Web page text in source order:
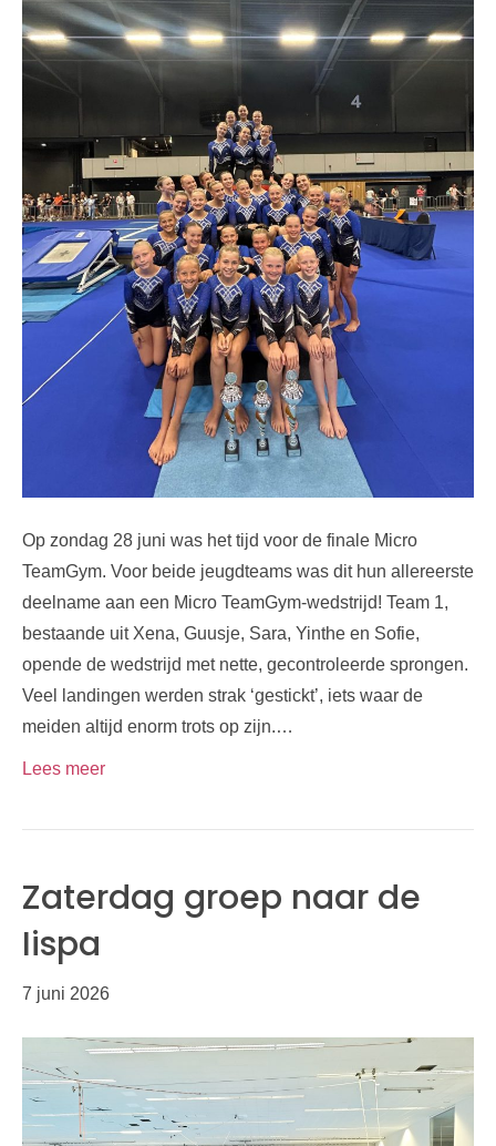
Op zondag 28 juni was het tijd voor de finale Micro
TeamGym. Voor beide jeugdteams was dit hun allereerste
deelname aan een Micro TeamGym-wedstrijd! Team 1,
bestaande uit Xena, Guusje, Sara, Yinthe en Sofie,
opende de wedstrijd met nette, gecontroleerde sprongen.
Veel landingen werden strak ‘gestickt’, iets waar de
meiden altijd enorm trots op zijn.…
Lees meer
Zaterdag groep naar de
Iispa
7 juni 2026